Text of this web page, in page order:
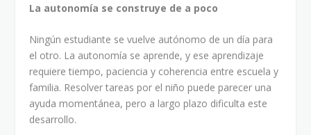
La autonomía se construye de a poco
Ningún estudiante se vuelve autónomo de un día para
el otro. La autonomía se aprende, y ese aprendizaje
requiere tiempo, paciencia y coherencia entre escuela y
familia. Resolver tareas por el niño puede parecer una
ayuda momentánea, pero a largo plazo dificulta este
desarrollo.